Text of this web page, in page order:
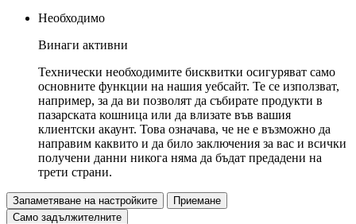
Необходимо
Винаги активни
Технически необходимите бисквитки осигуряват само
основните функции на нашия уебсайт. Те се използват,
например, за да ви позволят да събирате продукти в
пазарската кошница или да влизате във вашия
клиентски акаунт. Това означава, че не е възможно да
направим каквито и да било заключения за вас и всички
получени данни никога няма да бъдат предадени на
трети страни.
Запаметяване на настройките
Приемане
Само задължителните